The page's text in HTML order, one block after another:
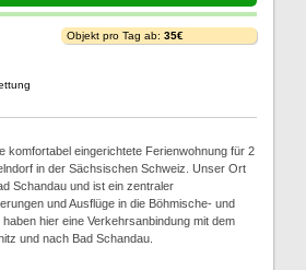
Objekt pro Tag ab: 35€
komfortabel eingerichtete Ferienwohnung für 2
in der Sächsischen Schweiz. Unser Ort
Schandau und ist ein zentraler
und Ausflüge in die Böhmische- und
hier eine Verkehrsanbindung mit dem
und nach Bad Schandau.